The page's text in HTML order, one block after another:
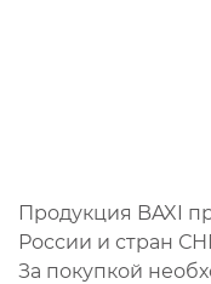
Продукция BAXI
России и стран
За покупкой